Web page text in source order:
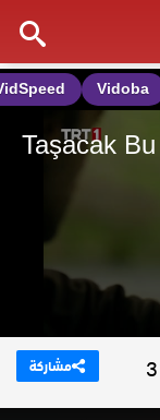
مشاركة